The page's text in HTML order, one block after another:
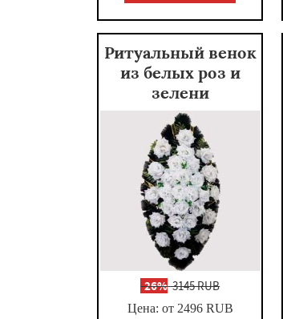
Ритуальный венок
из белых роз и
зелени
-26%3145 RUB
Цена: от 2496 RUB